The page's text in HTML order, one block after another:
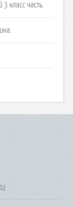
3 класс часть.